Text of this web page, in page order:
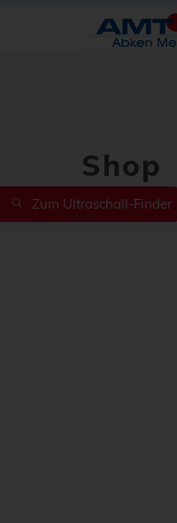
Zum Ultraschall-Finder
Shop